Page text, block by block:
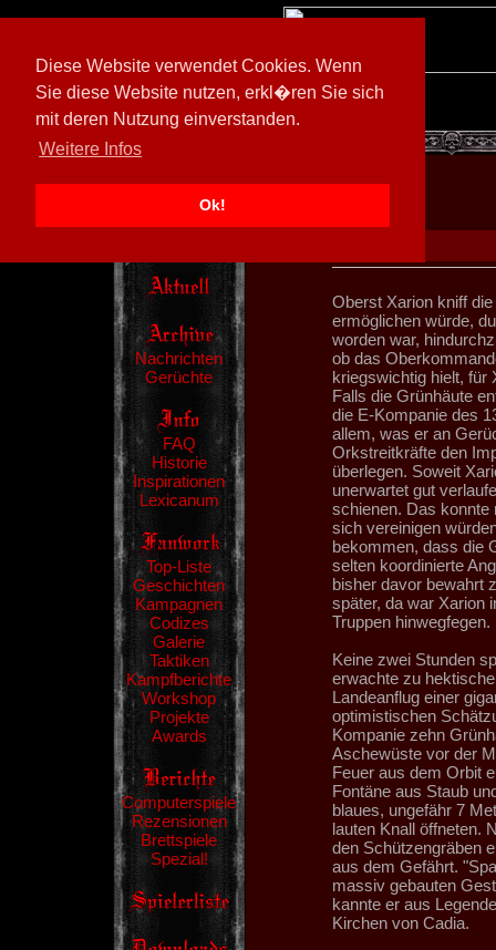
Diese Website verwendet Cookies. Wenn
Sie diese Website nutzen, erkl�ren Sie sich
mit deren Nutzung einverstanden.
Weitere Infos
Ok!
[ 597026/M3]
Nachrichten
Gerüchte
FAQ
Historie
Inspirationen
Lexicanum
Top-Liste
Geschichten
Kampagnen
Codizes
Galerie
Taktiken
Kampfberichte
Workshop
Projekte
Awards
Computerspiele
Rezensionen
Brettspiele
Spezial!
Oberst Xarion kniff
ermöglichen würde,
worden war,
ob das
kriegswichtig hielt, für
Falls die Grünhäute
die E-Kompanie des
allem, was er an
Orkstreitkräfte den
überlegen. Soweit
unerwartet gut
schienen. Das konnte
sich vereinigen
bekommen, dass die
selten koordinierte
bisher davor bewahrt
später, da war Xarion
Truppen hinwegfegen.
Keine zwei Stunden
erwachte zu
Landeanflug einer
optimistischen
Kompanie zehn
Aschewüste vor der
Feuer aus dem Orbit
Fontäne aus Staub
blaues, ungefähr 7
lauten Knall öffneten.
den Schützengräben
aus dem Gefährt.
massiv gebauten
kannte er aus
Kirchen von Cadia.